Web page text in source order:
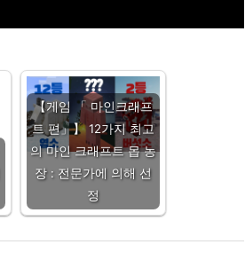
【게임 「 마인크래프
트 편」】 12가지 최고
의 마인 크래프트 몹 농
장 : 전문가에 의해 선
정